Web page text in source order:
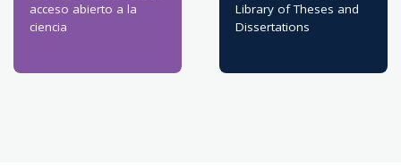
acceso abierto a la
ciencia
Library of Theses and
Dissertations